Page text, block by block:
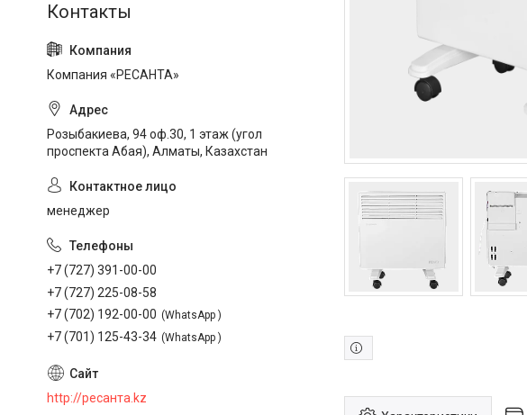
Компания «РЕСАНТА»
Розыбакиева, 94 оф.30, 1 этаж (угол
проспекта Абая), Алматы, Казахстан
менеджер
+7 (727) 391-00-00
+7 (727) 225-08-58
+7 (702) 192-00-00
WhatsApp
+7 (701) 125-43-34 WhatsApp
http://ресанта.kz